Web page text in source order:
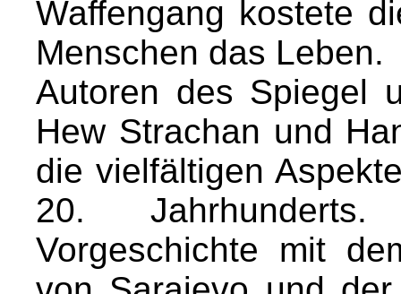
Waffengang kostete
Menschen das Leben.
Autoren des Spiegel
Hew Strachan und
die vielfältigen
20.
Vorgeschichte mit